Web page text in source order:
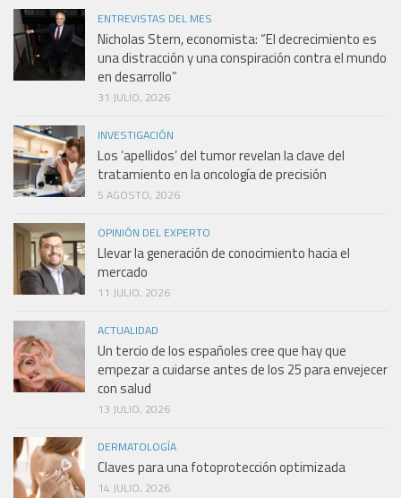
ENTREVISTAS DEL MES
Nicholas Stern, economista: “El decrecimiento es
una distracción y una conspiración contra el mundo
en desarrollo”
31 JULIO, 2026
INVESTIGACIÓN
Los ‘apellidos’ del tumor revelan la clave del
tratamiento en la oncología de precisión
5 AGOSTO, 2026
OPINIÓN DEL EXPERTO
Llevar la generación de conocimiento hacia el
mercado
11 JULIO, 2026
ACTUALIDAD
Un tercio de los españoles cree que hay que
empezar a cuidarse antes de los 25 para envejecer
con salud
13 JULIO, 2026
DERMATOLOGÍA
Claves para una fotoprotección optimizada
14 JULIO, 2026